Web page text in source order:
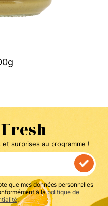
surprises au programme !
que mes données personnelles
à lapolitique de
.